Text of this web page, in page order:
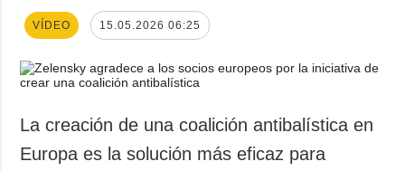
VÍDEO 15.05.2026 06:25
La creación de una coalición antibalística en
Europa es la solución más eficaz para